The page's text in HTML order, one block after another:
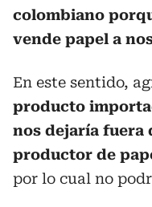
colombiano
vende papel a
En este sentido,
producto
nos dejaría fuera
productor de
por lo cual no